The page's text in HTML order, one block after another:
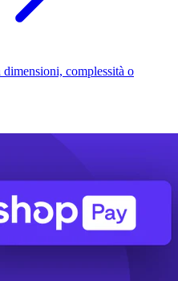
complessità o